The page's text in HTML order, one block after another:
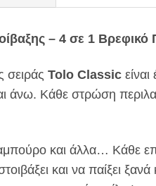
– 4 σε 1 Βρεφικό
σειράς Tolo Classic
Κάθε στρώση
και άλλα… Κάθε
και να παίξει